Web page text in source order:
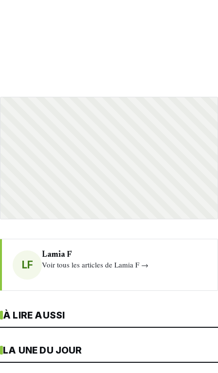
LF
Lamia F
Voir tous les articles de Lamia F →
À LIRE AUSSI
LA UNE DU JOUR